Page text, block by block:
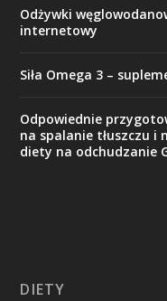
Odżywki
internetowy
Siła Omega 3 –
Odpowiednie
na spalanie tłuszczu i
diety na odchudzanie
DIETY